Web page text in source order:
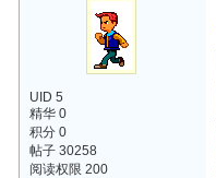
UID 5
精华 0
积分 0
帖子 30258
阅读权限 200